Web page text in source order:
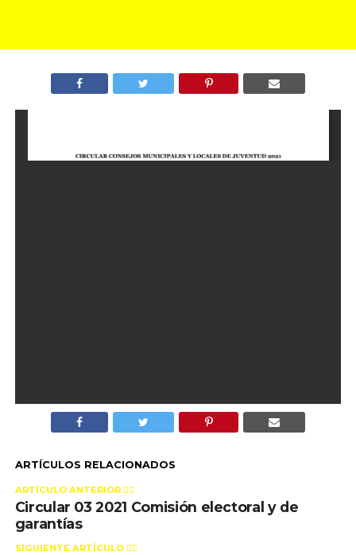
ARTÍCULOS RELACIONADOS
ARTÍCULO ANTERIOR 👉🏻
Circular 03 2021 Comisión electoral y de
garantías
SIGUIENTE ARTÍCULO 👈🏻